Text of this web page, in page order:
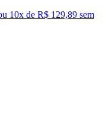
10x de R$ 129,89 sem